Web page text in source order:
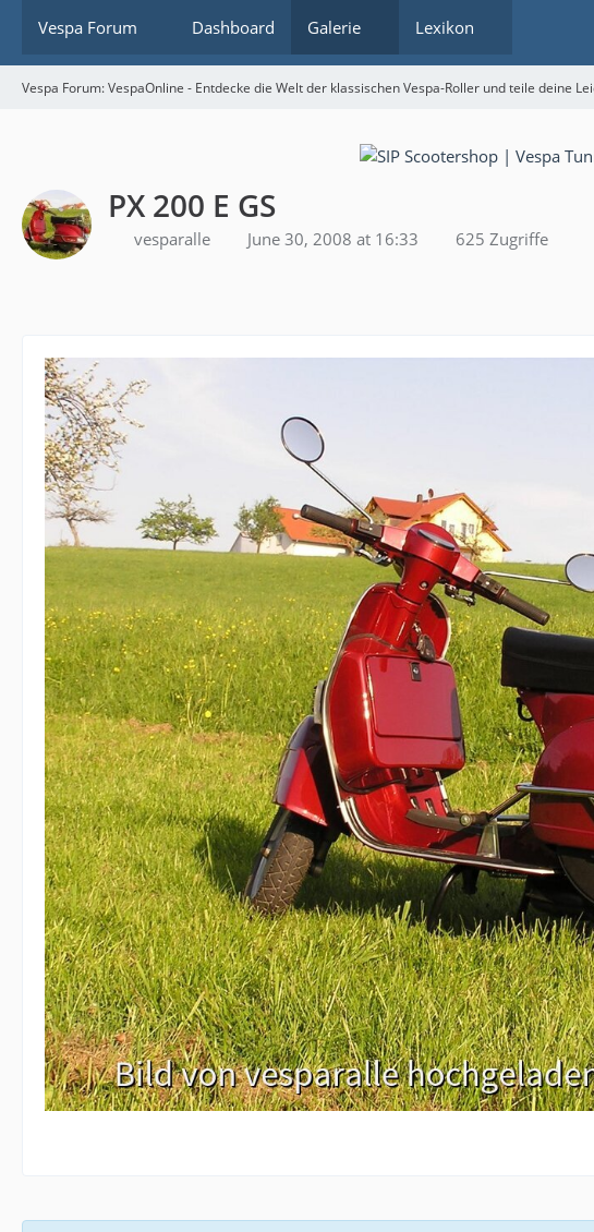
Vespa Forum Dashboard Galerie Lexikon
Vespa Forum: VespaOnline - Entdecke die Welt der klassischen Vespa-Roller und teile deine
PX 200 E GS
vesparalle June 30, 2008 at 16:33 625 Zugriffe